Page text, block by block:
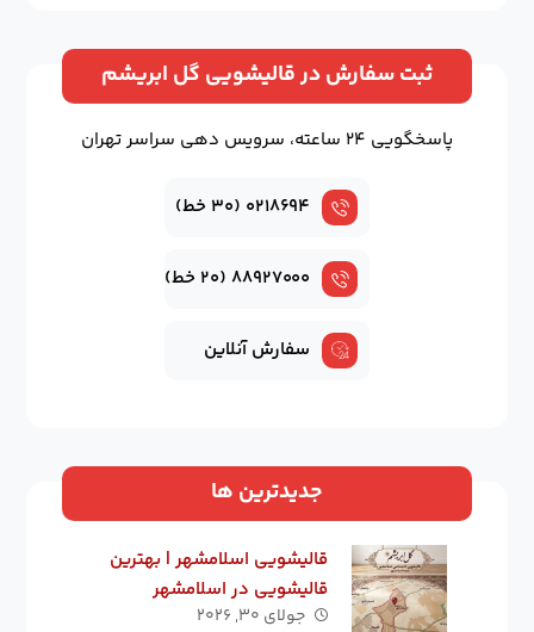
ثبت سفارش در قالیشویی گل ابریشم
پاسخگویی ۲۴ ساعته، سرویس دهی سراسر تهران
۰۲۱۸۶۹۴ (۳۰ خط)
۸۸۹۲۷۰۰۰ (۲۰ خط)
سفارش آنلاین
جدیدترین ها
قالیشویی اسلامشهر | بهترین
قالیشویی در اسلامشهر
جولای ۳۰, ۲۰۲۶